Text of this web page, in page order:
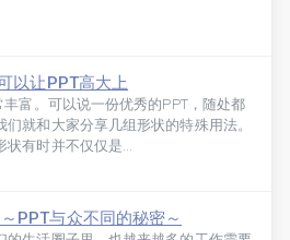
以让PPT高大上
富。可以说一份优秀的PPT，随处都
就和大家分享几组形状的特殊用法。
有时并不仅仅是...
PPT与众不同的秘密～